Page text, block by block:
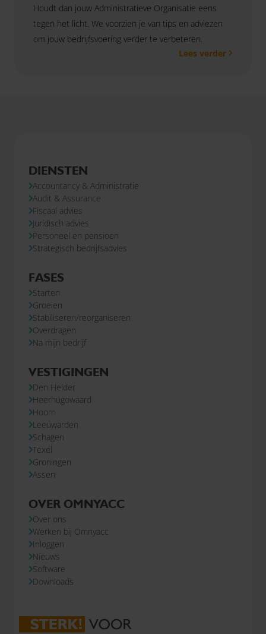
Houdt dan jouw Administratieve Organisatie eens
tegen het licht. We voorzien je van tips en adviezen
om jouw bedrijfsvoering verder te verbeteren.
Lees verder
DIENSTEN
Accountancy & Administratie
Audit & Assurance
Fiscaal advies
Juridisch advies
Personeel en pensioen
Strategisch bedrijfsadvies
FASES
Starten
Groeien
Stabiliseren/reorganiseren
Overdragen
Na mijn bedrijf
VESTIGINGEN
Den Helder
Heerhugowaard
Hoorn
Leeuwarden
Schagen
Texel
Groningen
Assen
OVER OMNYACC
Over ons
Werken bij Omnyacc
Inloggen
Nieuws
Software
Downloads